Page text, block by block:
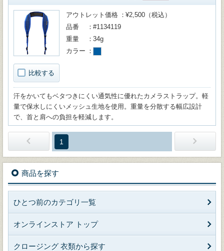
比較する
アウトレット価格
¥2,500（税込）
品番
#1134119
重量
34g
カラー
汗をかいてもベタつきにくい通気性に優れたカメラストラップ。軽
量で保水しにくいメッシュ生地を使用。重量を分散する幅広設計
で、首と肩への負担を軽減します。
1
商品を探す
ひとつ前のカテゴリ一覧
オンラインストア トップ
クロージング 衣類から探す